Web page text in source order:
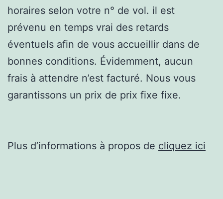
horaires selon votre n° de vol. il est
prévenu en temps vrai des retards
éventuels afin de vous accueillir dans de
bonnes conditions. Évidemment, aucun
frais à attendre n’est facturé. Nous vous
garantissons un prix de prix fixe fixe.
Plus d’informations à propos de cliquez ici